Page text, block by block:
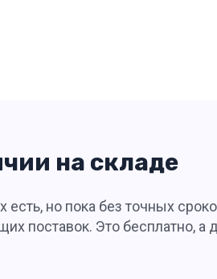
на складе
но пока без точных
поставок. Это бесплатно, а